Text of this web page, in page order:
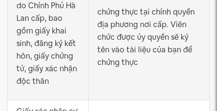
do Chính Phủ Hà
Lan cấp, bao
gồm giấy khai
sinh, đăng ký kết
hôn, giấy chứng
tử, giấy xác nhận
độc thân
chứng thực tại chính quyền
địa phương nơi cấp. Viên
chức được ủy quyền sẽ ký
tên vào tài liệu của bạn để
chứng thực